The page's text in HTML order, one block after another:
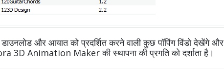
और आयात को प्रदर्शित करने वाली कुछ पॉपिंग विंडो देखेंगे और
3D Animation Maker की स्थापना की प्रगति को दर्शाता है।